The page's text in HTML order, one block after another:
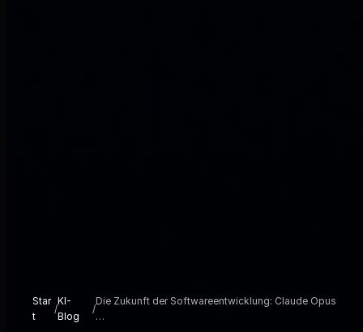
Star
t
/
KI-
Blog
/
Die Zukunft der Softwareentwicklung: Claude Opus
…